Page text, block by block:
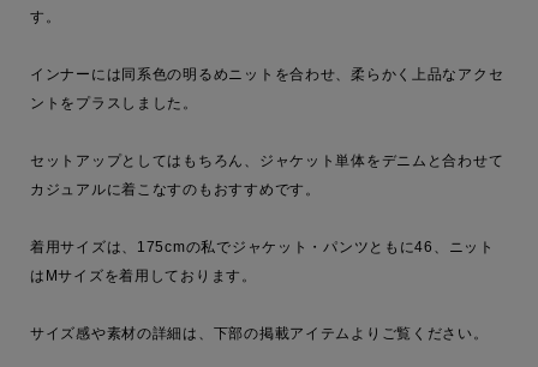
す。
インナーには同系色の明るめニットを合わせ、柔らかく上品なアクセ
ントをプラスしました。
セットアップとしてはもちろん、ジャケット単体をデニムと合わせて
カジュアルに着こなすのもおすすめです。
着用サイズは、175cmの私でジャケット・パンツともに46、ニット
はMサイズを着用しております。
サイズ感や素材の詳細は、下部の掲載アイテムよりご覧ください。